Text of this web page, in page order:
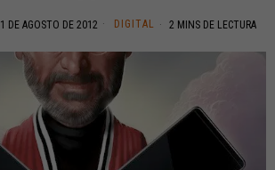
DE AGOSTO DE 2012 DIGITAL 2 MINS DE LECTURA